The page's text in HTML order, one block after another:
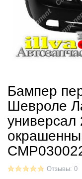
Бампер
Шевроле
универсал
Отзывы: 0